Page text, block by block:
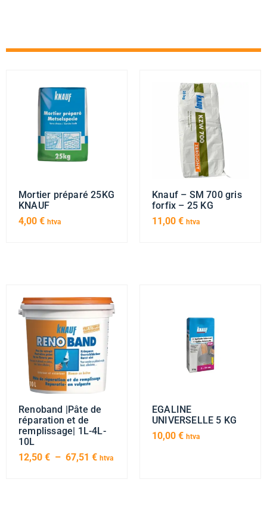
Mortier préparé 25KG
KNAUF
4,00 € htva
Knauf – SM 700 gris
forfix – 25 KG
11,00 € htva
Renoband |Pâte de
réparation et de
remplissage| 1L-4L-
10L
12,50 € – 67,51 € htva
EGALINE
UNIVERSELLE 5 KG
10,00 € htva